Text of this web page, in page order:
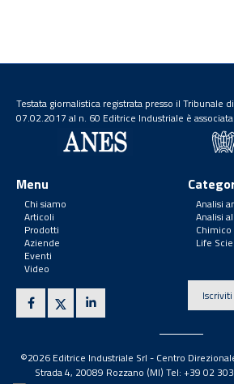
Testata giornalistica registrata presso il Tribunale
07.02.2017 al n. 60 Editrice Industriale è associata
Menu
Chi siamo
Articoli
Prodotti
Aziende
Eventi
Video
Analisi
Analisi
Life
©2026 Editrice Industriale Srl - Centro
Strada 4, 20089 Rozzano (MI) Tel: +39 02